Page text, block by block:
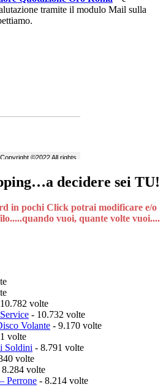
tramite il modulo Mail sulla
decidere sei TU!
in pochi Click potrai modificare e/o
vuoi, quante volte vuoi....
volte
- 10.732 volte
Volante - 9.170 volte
volte
Soldini - 8.791 volte
volte
8.284 volte
Perrone - 8.214 volte